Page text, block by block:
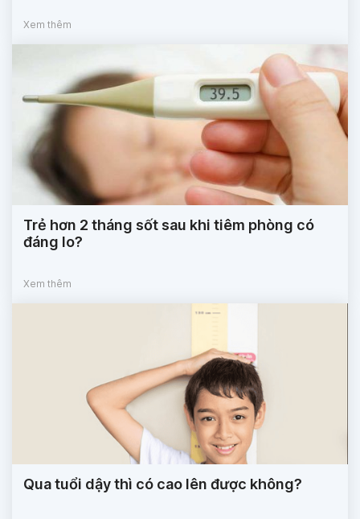
Xem thêm
Trẻ hơn 2 tháng sốt sau khi tiêm phòng có
đáng lo?
Xem thêm
Qua tuổi dậy thì có cao lên được không?